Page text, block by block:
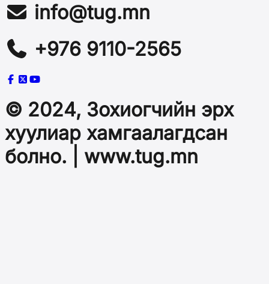
info@tug.mn
+976 9110-2565
© 2024, Зохиогчийн эрх
хуулиар хамгаалагдсан
болно. | www.tug.mn